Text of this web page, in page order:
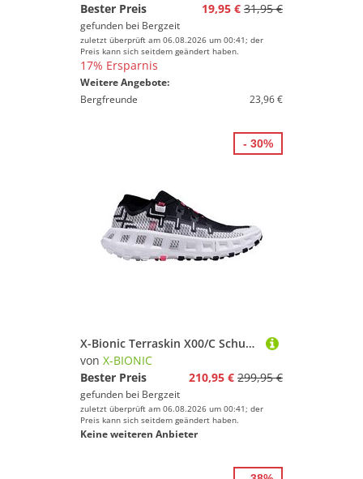
Bester Preis
19,95 € 31,95 €
gefunden bei Bergzeit
zuletzt überprüft am 06.08.2026 um 00:41; der
Preis kann sich seitdem geändert haben.
17% Ersparnis
Weitere Angebote:
Bergfreunde
23,96 €
X-Bionic Terraskin X00/C Schuhe
von X-BIONIC
Bester Preis
210,95 € 299,95 €
gefunden bei Bergzeit
zuletzt überprüft am 06.08.2026 um 00:41; der
Preis kann sich seitdem geändert haben.
Keine weiteren Anbieter
- 30%